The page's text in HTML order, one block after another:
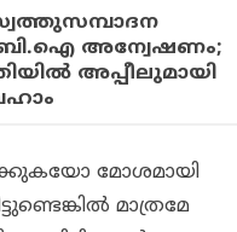
അന്വേഷണം;
അപ്പീലുമായി
മോശമായി
മാത്രമേ